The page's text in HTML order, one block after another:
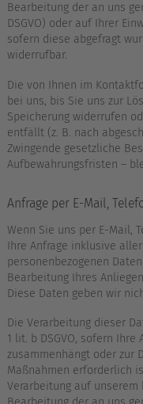
Bearbeitung der an uns
DSGVO) oder auf Ihrer
sofern diese abgefragt
widerrufbar.
Die von Ihnen im
bei uns, bis Sie uns zur
Speicherung widerrufen
entfällt (z. B. nach
Zwingende gesetzliche
Aufbewahrungsfristen –
Anfrage per E-Mail,
Wenn Sie uns per E-Mail,
Ihre Anfrage inklusive
personenbezogenen
Bearbeitung Ihres
Diese Daten geben wir
Die Verarbeitung dieser
1 lit. b DSGVO, sofern
zusammenhängt oder zur
Maßnahmen erforderlich
Verarbeitung auf